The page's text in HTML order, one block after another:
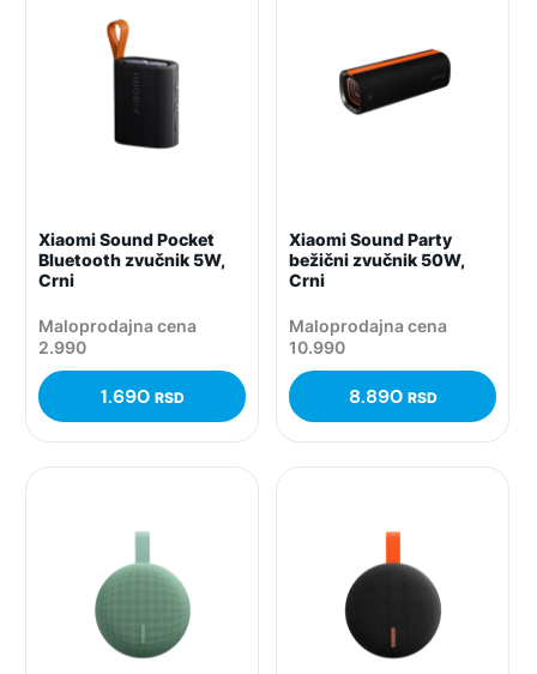
Xiaomi Sound Pocket
Bluetooth zvučnik 5W,
Crni
Maloprodajna cena
2.990
1.690 RSD
Xiaomi Sound Party
bežični zvučnik 50W,
Crni
Maloprodajna cena
10.990
8.890 RSD